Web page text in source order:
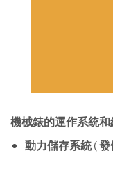
機械錶的運作系統
動力儲存系統(發